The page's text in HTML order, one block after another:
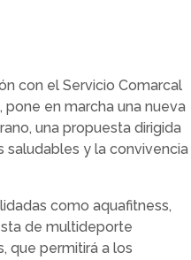
con el Servicio Comarcal
en marcha una nueva
una propuesta dirigida
saludables y la convivencia
como aquafitness,
de multideporte
que permitirá a los